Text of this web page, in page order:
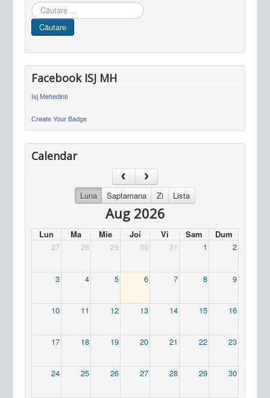
Cauta
in
site
Căutare
Facebook ISJ MH
Isj Mehedinti
Create Your Badge
Calendar
Luna Saptamana Zi Lista
Aug 2026
Lun Ma Mie Joi Vi Sam
Dum
27
28 29 30 31 1 2
3 4 5 6 7 8 9
10 11 12 13 14 15 16
17 18 19 20 21 22 23
24 25 26 27 28 29 30